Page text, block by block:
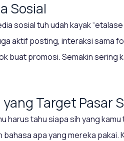
Sosial
sosial tuh udah kayak
aktif posting, interaksi sama
buat promosi. Semakin sering
yang Target Pasar
harus tahu siapa sih yang
bahasa apa yang mereka pakai.